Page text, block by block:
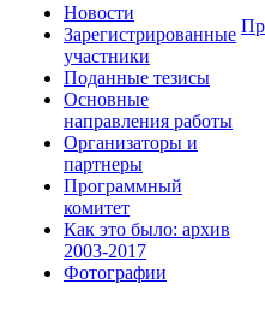
Новости
Зарегистрированные
участники
Поданные тезисы
Основные
направления работы
Организаторы и
партнеры
Программный
комитет
Как это было: архив
2003-2017
Фотографии